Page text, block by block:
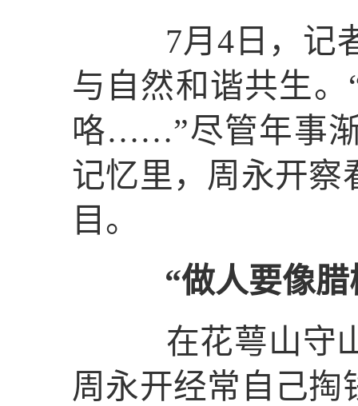
7月4日，记者
与自然和谐共生
咯……”尽管年事
记忆里，周永开察
目。
“做人要像
在花萼山守山
周永开经常自己掏